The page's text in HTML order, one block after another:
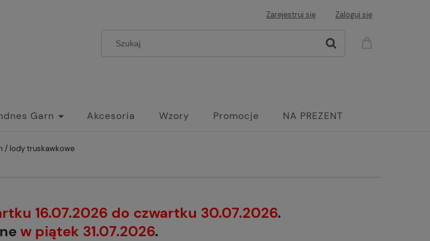
Zarejestruj się Zaloguj się
Garn Akcesoria Wzory Promocje NA PREZENT
/ lody truskawkowe
16.07.2026 do czwartku 30.07.2026.
w piątek 31.07.2026.